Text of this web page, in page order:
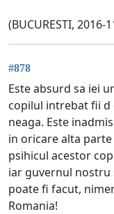
(BUCURESTI, 2016-
#878
Este absurd sa iei
copilul intrebat fii d
neaga. Este
in oricare alta
psihicul acestor
iar guvernul nostru
poate fi facut,
Romania!